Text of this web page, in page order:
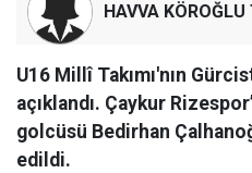
HAVVA
U16 Millî Takımı'nın
açıklandı. Çaykur
golcüsü Bedirhan
edildi.